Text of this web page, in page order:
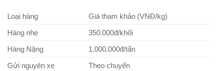
Loại hàng
Giá tham khảo (VNĐ/kg)
Hàng nhẹ
350.000đ/khối
Hàng Nặng
1.000.000đ/tấn
Gửi nguyên xe
Theo chuyến